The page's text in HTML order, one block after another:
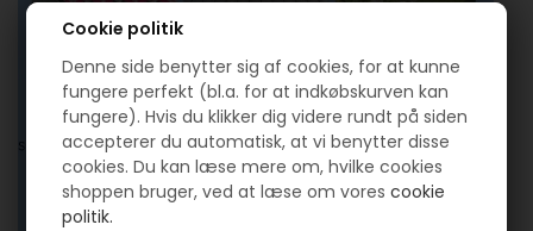
Cookie politik
Denne side benytter sig af cookies, for at kunne
fungere perfekt (bl.a. for at indkøbskurven kan
fungere). Hvis du klikker dig videre rundt på siden
accepterer du automatisk, at vi benytter disse
cookies. Du kan læse mere om, hvilke cookies
shoppen bruger, ved at læse om vorescookie
politik.